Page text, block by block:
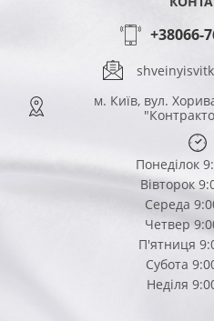
+38066-
м. Київ, вул.
Понеділок
Вівторок
Середа
Четвер
П'ятниця
Субота
Неділя